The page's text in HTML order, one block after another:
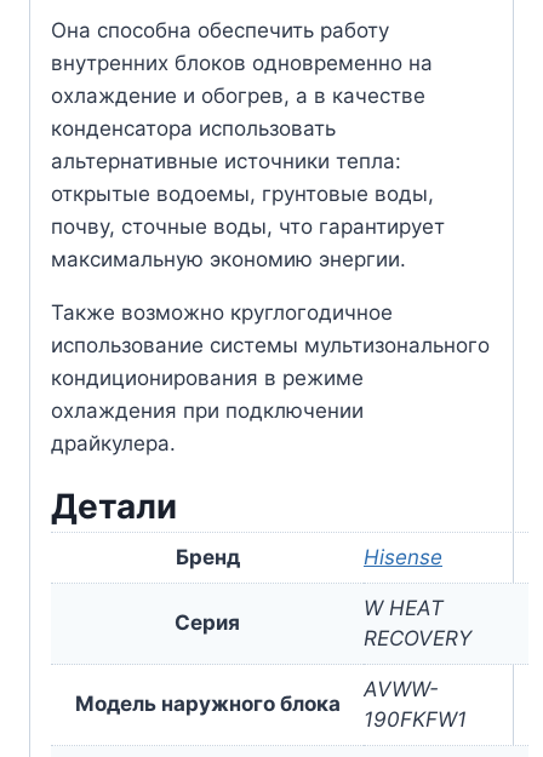
Она способна обеспечить работу
внутренних блоков одновременно на
охлаждение и обогрев, а в качестве
конденсатора использовать
альтернативные источники тепла:
открытые водоемы, грунтовые воды,
почву, сточные воды, что гарантирует
максимальную экономию энергии.
Также возможно круглогодичное
использование системы мультизонального
кондиционирования в режиме
охлаждения при подключении
драйкулера.
Детали
Бренд Hisense
Серия
W HEAT
RECOVERY
Модель наружного блока
AVWW-
190FKFW1